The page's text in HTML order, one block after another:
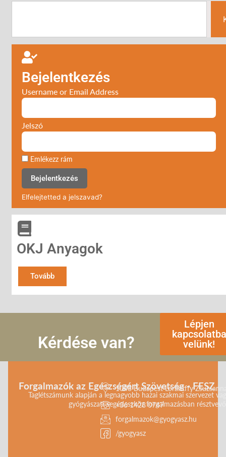
Bejelentkezés
Username or Email Address
Jelszó
Emlékezz rám
Bejelentkezés
Elfelejtetted a jelszavad?
OKJ Anyagok
Tovább
Kérdése van?
Lépjen
kapcsolatba
velünk!
Forgalmazók az Egészségért Szövetség - FESZ
Taglétszámunk alapján a legnagyobb hazai szakmai szervezet
gyógyászati segédeszköz forgalmazásban
1043 Budapest Lorántffy
+36 1428 0747
forgalmazok@gyogyasz.hu
/gyogyasz